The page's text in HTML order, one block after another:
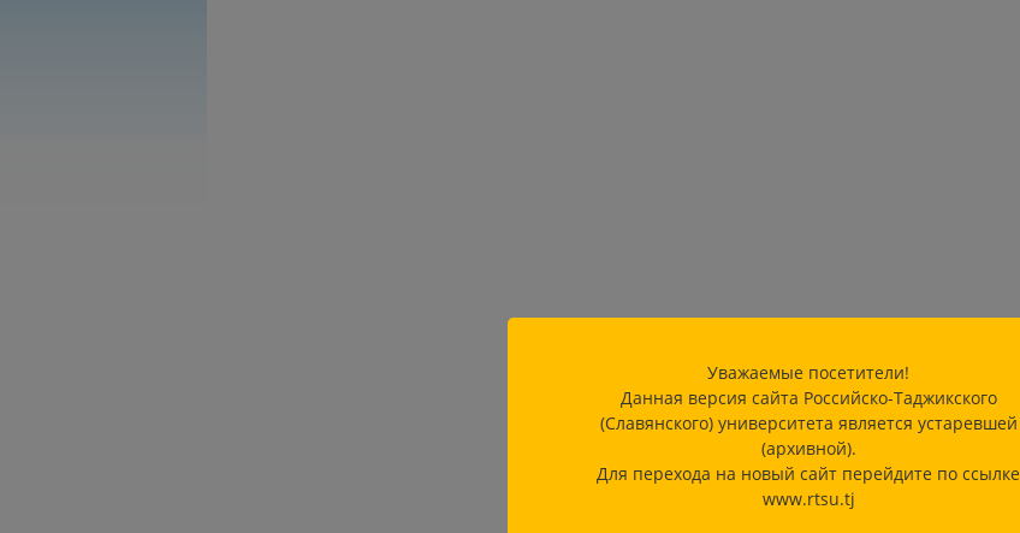
Уважаемые посетители!
Данная версия сайта Российско-Таджикского
(Славянского) университета является устаревшей
(архивной).
Для перехода на новый сайт перейдите по ссылке
www.rtsu.tj